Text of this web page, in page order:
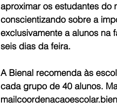
aproximar os estudantes do
conscientizando sobre a
exclusivamente a alunos na
seis dias da feira.
A Bienal recomenda às
cada grupo de 40 alunos.